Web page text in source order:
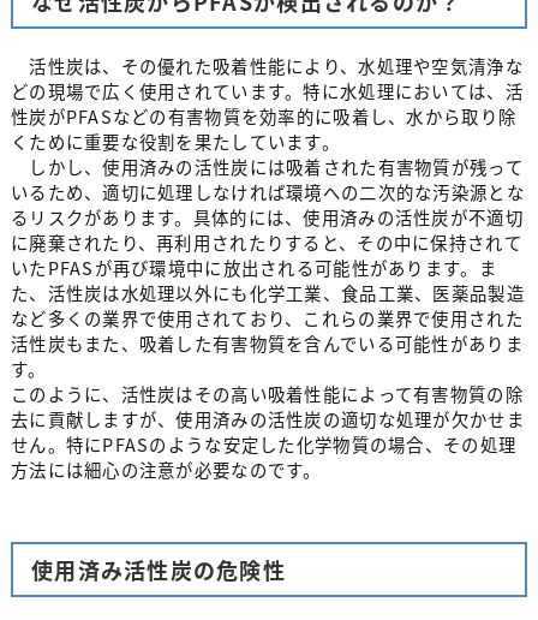
活性炭は、その優れた吸着性能により、水処理や空気清浄な
どの現場で広く使用されています。特に水処理においては、活
性炭がPFASなどの有害物質を効率的に吸着し、水から取り除
くために重要な役割を果たしています。
しかし、使用済みの活性炭には吸着された有害物質が残って
いるため、適切に処理しなければ環境への二次的な汚染源とな
るリスクがあります。具体的には、使用済みの活性炭が不適切
に廃棄されたり、再利用されたりすると、その中に保持されて
いたPFASが再び環境中に放出される可能性があります。ま
た、活性炭は水処理以外にも化学工業、食品工業、医薬品製造
など多くの業界で使用されており、これらの業界で使用された
活性炭もまた、吸着した有害物質を含んでいる可能性がありま
す。
このように、活性炭はその高い吸着性能によって有害物質の除
去に貢献しますが、使用済みの活性炭の適切な処理が欠かせま
せん。特にPFASのような安定した化学物質の場合、その処理
方法には細心の注意が必要なのです。
使用済み活性炭の危険性